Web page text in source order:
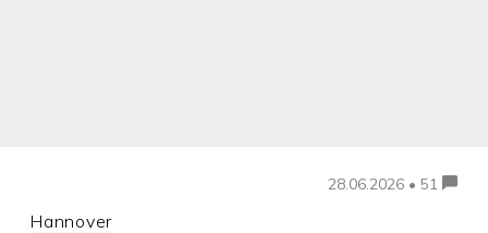
28.06.2026 • 51
Hannover